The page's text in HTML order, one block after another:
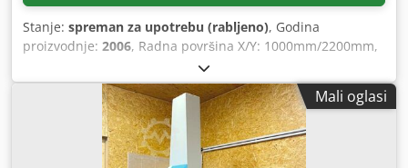
Stanje: spreman za upotrebu (rabljeno), Godina
proizvodnje: 2006, Radna površina X/Y: 1000mm/2200mm,
točnost: 0,8 + L/450µm, maks. težina obratka: 800kg,
dimenzije stroja Uključuje Wenzel HT 400 ručnu kontrolu,
računalo s 2 TFT monitora i Kyocera laserski pisač. Bez
mjerne sonde. Dokumentacija dostupna. Moguć je obilazak
na licu mjesta. Dcsdpfxeu T Rhzj Ag Nsk
Mali oglasi